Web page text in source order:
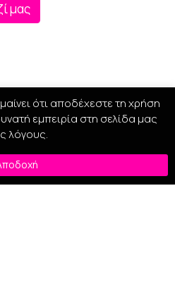
μας
ότι αποδέχεστε τη χρήση
εμπειρία στη σελίδα μας
λόγους.